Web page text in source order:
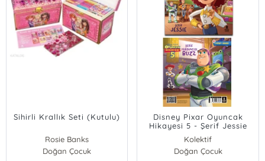
Sihirli Krallık Seti (Kutulu)
Rosie Banks
Doğan Çocuk
Disney Pixar Oyuncak
Hikayesi 5 - Şerif Jessie
ve Şerif Yardımcısı Buzz
(Ciltli)
Kolektif
Doğan Çocuk